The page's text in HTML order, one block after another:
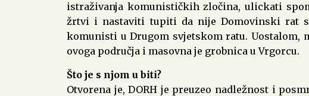
istraživanja komunističkih zločina, ulickati
žrtvi i nastaviti tupiti da nije Domovinski rat
komunisti u Drugom svjetskom ratu. Uostalom,
ovoga područja i masovna je grobnica u Vrgorcu.
Što je s njom u biti?
Otvorena je, DORH je preuzeo nadležnost i